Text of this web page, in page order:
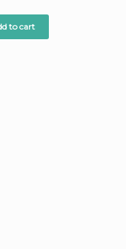
to cart